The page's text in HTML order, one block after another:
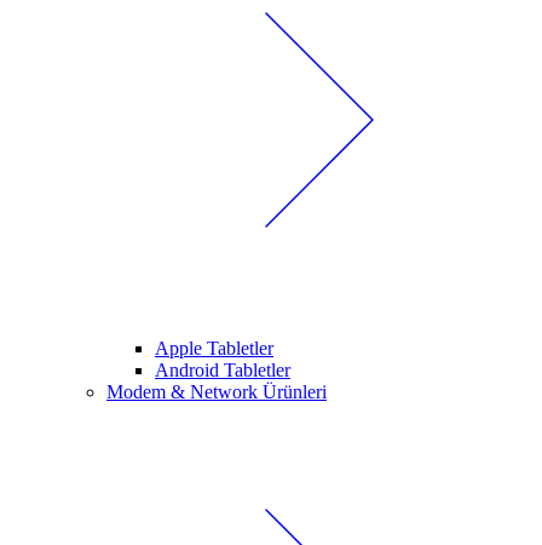
Apple Tabletler
Android Tabletler
Modem & Network Ürünleri